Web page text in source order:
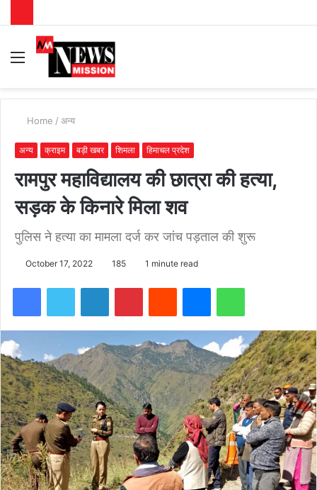
Menu
Home / अन्य
अन्य क्राइम बड़ी खबर शिमला हिमाचल प्रदेश
रामपुर महाविद्यालय की छात्रा की हत्या,
सड़क के किनारे मिला शव
पुलिस ने हत्या का मामला दर्ज कर जांच पड़ताल की शुरू
October 17, 2022 185 1 minute read